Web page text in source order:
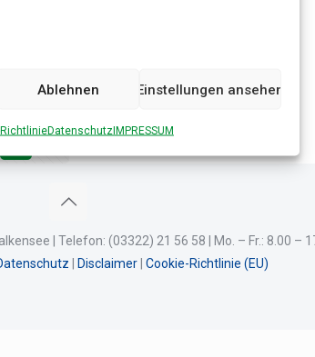
Ablehnen Einstellungen ansehen
DatenschutzIMPRESSUM
| Telefon: (03322) 21 56 58 | Mo. – Fr.: 8.00 –
Disclaimer| Cookie-Richtlinie (EU)